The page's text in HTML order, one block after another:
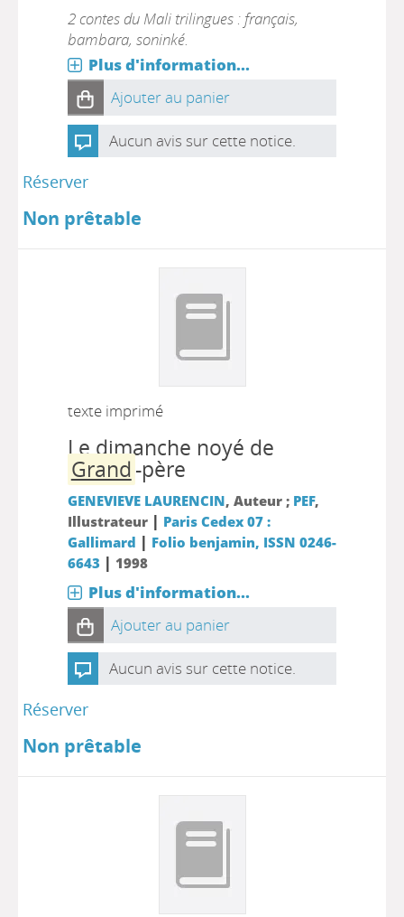
2 contes du Mali trilingues : français,
bambara, soninké.
Plus d'information...
Ajouter au panier
Aucun avis sur cette notice.
Réserver
Non prêtable
texte imprimé
Le dimanche noyé de
Grand-père
GENEVIEVE LAURENCIN, Auteur ; PEF,
Illustrateur | Paris Cedex 07 :
Gallimard | Folio benjamin, ISSN 0246-
6643| 1998
Plus d'information...
Ajouter au panier
Aucun avis sur cette notice.
Réserver
Non prêtable